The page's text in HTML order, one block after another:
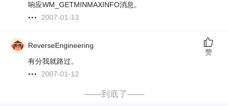
响应WM_GETMINMAXINFO消息。
2007-01-13
ReverseEngineering
有分我就路过。
2007-01-12
赞
——到底了——